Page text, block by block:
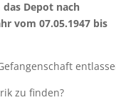
das Depot nach
vom 07.05.1947 bis
zu finden?